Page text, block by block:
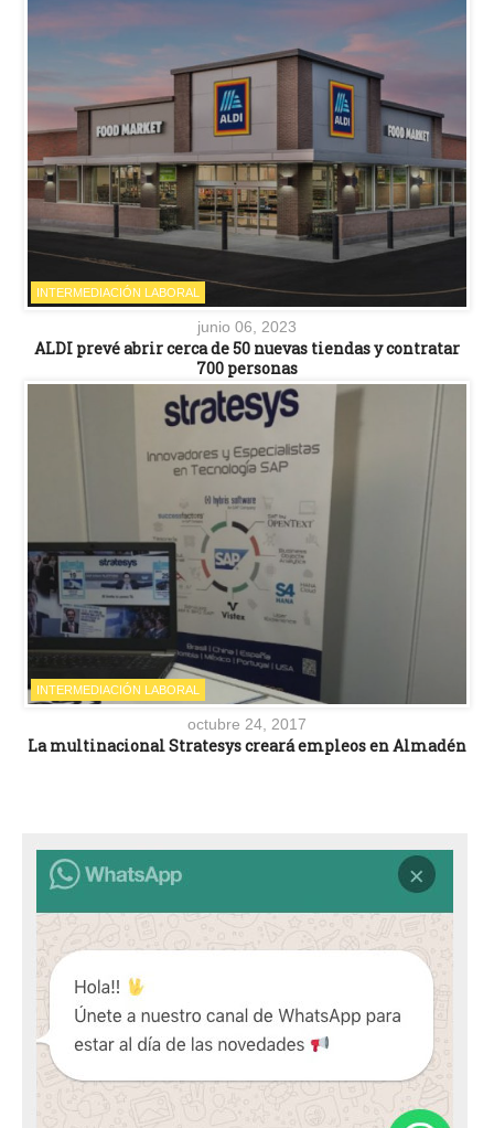
INTERMEDIACIÓN LABORAL
junio 06, 2023
ALDI prevé abrir cerca de 50 nuevas tiendas y contratar
700 personas
INTERMEDIACIÓN LABORAL
octubre 24, 2017
La multinacional Stratesys creará empleos en Almadén